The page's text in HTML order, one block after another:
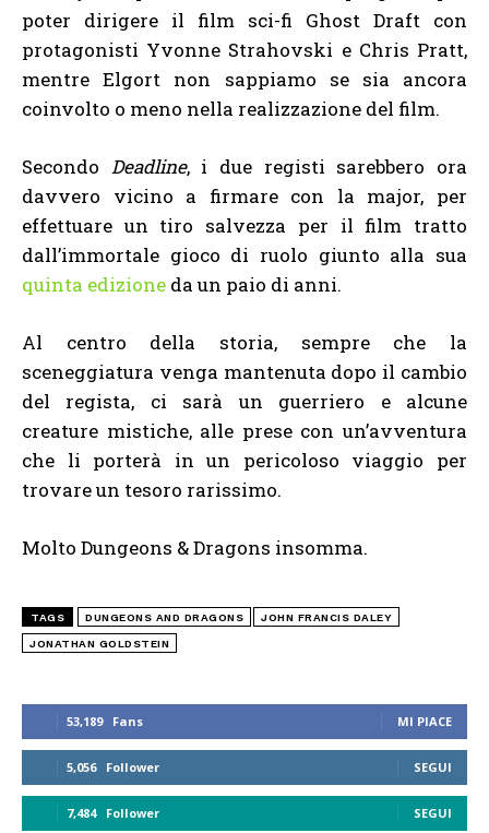
53,189 Fans MI PIACE
5,056 Follower SEGUI
7,484 Follower SEGUI
poter dirigere il film sci-fi Ghost Draft con
protagonisti Yvonne Strahovski e Chris Pratt,
mentre Elgort non sappiamo se sia ancora
coinvolto o meno nella realizzazione del film.
Secondo Deadline, i due registi sarebbero ora
davvero vicino a firmare con la major, per
effettuare un tiro salvezza per il film tratto
dall’immortale gioco di ruolo giunto alla sua
quinta edizione da un paio di anni.
Al centro della storia, sempre che la
sceneggiatura venga mantenuta dopo il cambio
del regista, ci sarà un guerriero e alcune
creature mistiche, alle prese con un’avventura
che li porterà in un pericoloso viaggio per
trovare un tesoro rarissimo.
Molto Dungeons & Dragons insomma.
TAGS DUNGEONS AND DRAGONS JOHN FRANCIS DALEY
JONATHAN GOLDSTEIN